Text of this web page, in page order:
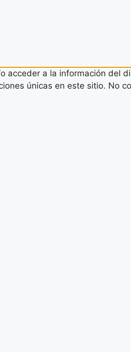
acceder a la información del
únicas en este sitio. No